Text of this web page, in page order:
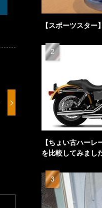
【スポーツスタ
【ちょい古ハーレ
を比較してみまし